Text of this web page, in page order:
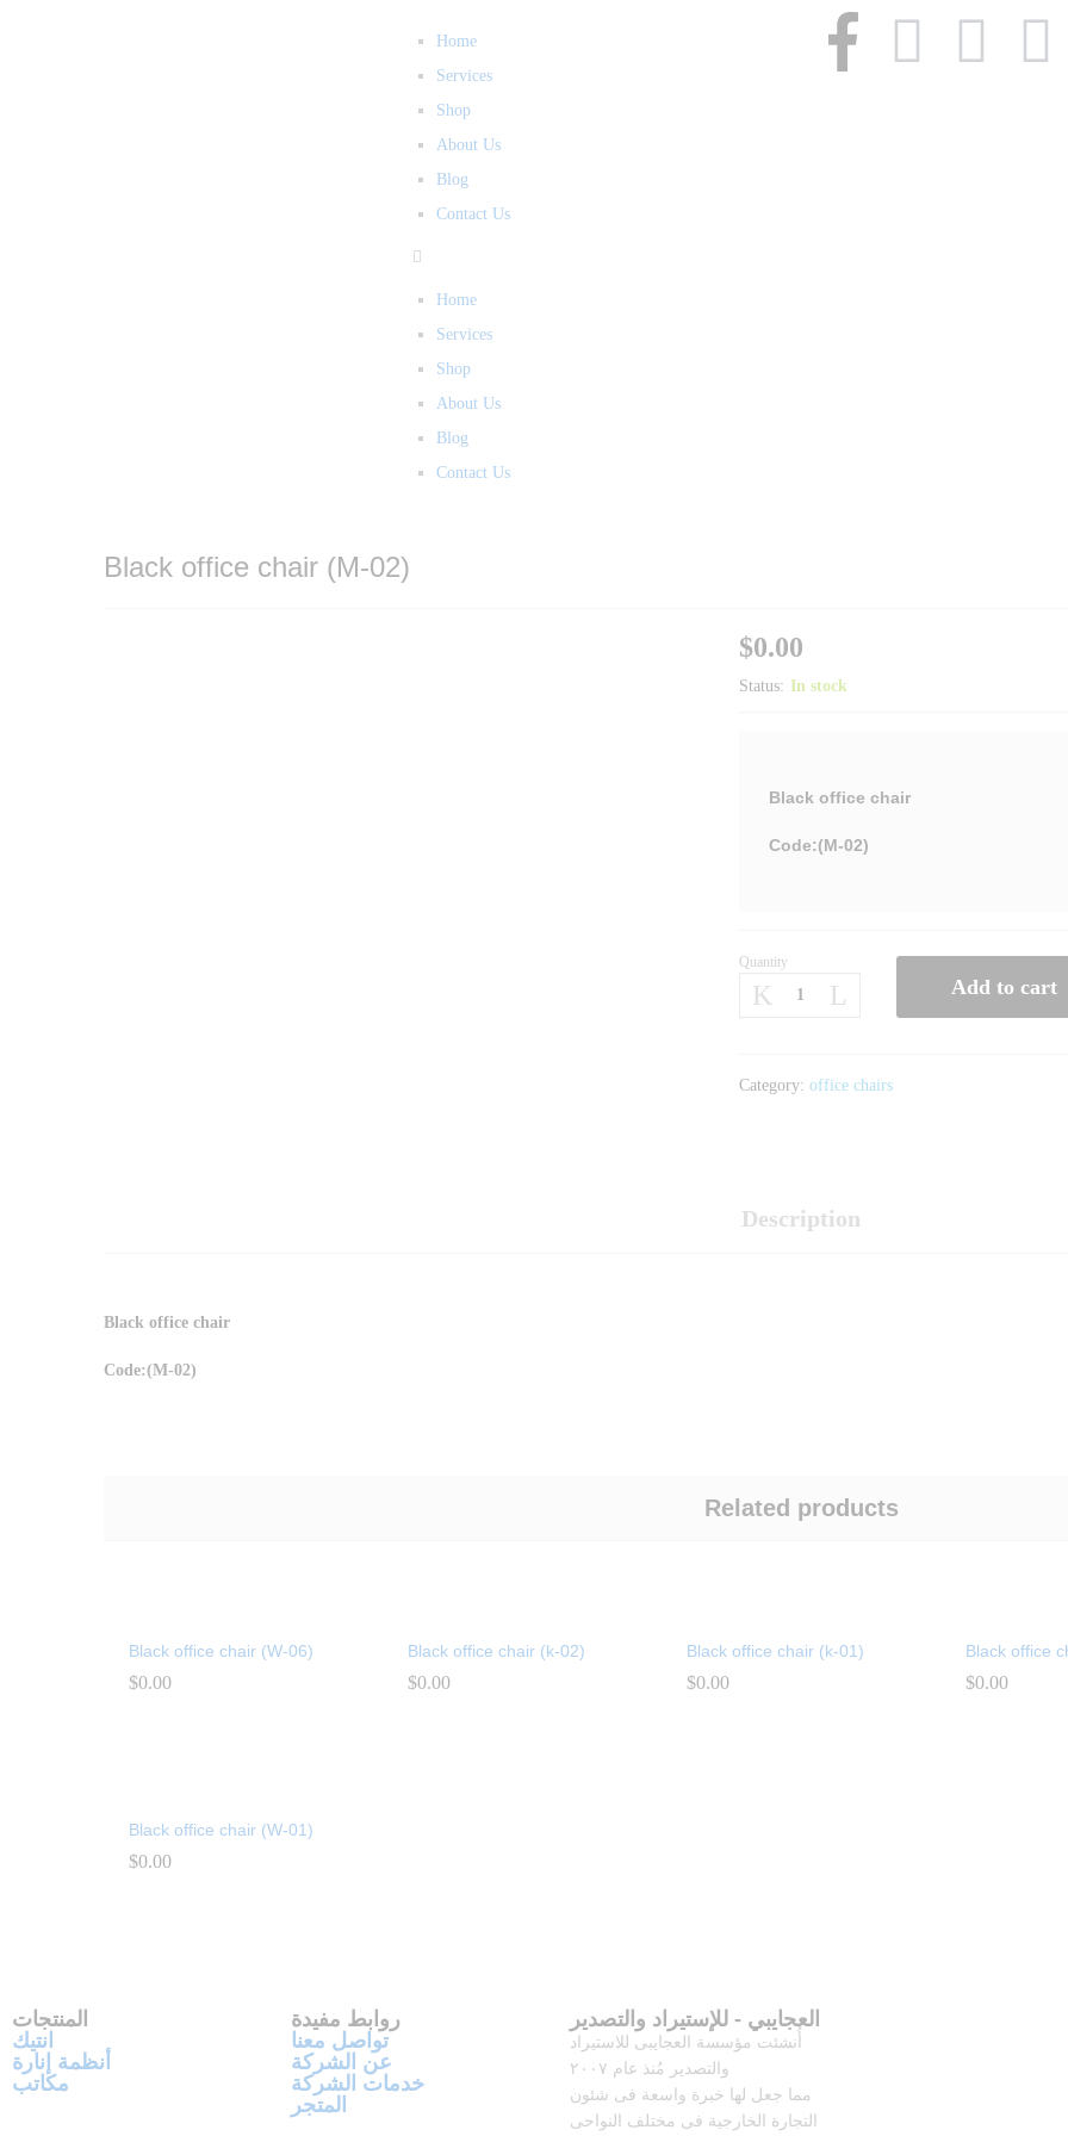
Home
Services
Shop
About Us
Blog
Contact Us
Home
Services
Shop
About Us
Blog
Contact Us
Black office chair (M-02)
$0.00
Status: In stock
Black office chair
Code:(M-02)
Quantity
Add to cart
Category:office chairs
Description
Black office chair
Code:(M-02)
Related products
Black office chair (W-06)
$0.00
$0.00
Black office chair (k-02)
$0.00
$0.00
Black office chair (k-01)
$0.00
$0.00
Black office
$0.00
$0.00
Black office chair (W-01)
$0.00
$0.00
المنتجات
انتيك
أنظمة إنارة
مكاتب
روابط مفيدة
تواصل معنا
عن الشركة
خدمات الشركة
المتجر
العجايبي - للإستيراد والتصدير
أُنشئت مؤسسة العجايبى للاستيراد
والتصدير مُنذ عام ٢٠٠٧
مما جعل لها خبرة واسعة فى شئون
التجارة الخارجية فى مختلف النواحى